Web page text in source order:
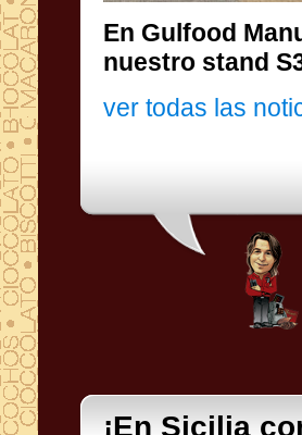
En Gulfood
nuestro stand
ver todas las
¡En Sicilia